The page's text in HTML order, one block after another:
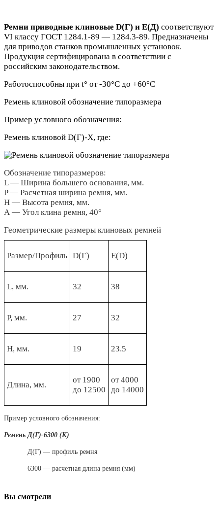
Ремни приводные клиновые D(Г) и Е(Д) соответствуют
VI классу ГОСТ 1284.1-89 — 1284.3-89. Предназначены
для приводов станков промышленных установок.
Продукция сертифицирована в соответствии с
российским законодательством.
Работоспособны при t° от -30°C до +60°C
Ремень клиновой обозначение типоразмера
Пример условного обозначения:
Ремень клиновой D(Г)-Х, где:
Обозначение типоразмеров:
L — Ширина большего основания, мм.
P — Расчетная ширина ремня, мм.
Н — Высота ремня, мм.
А — Угол клина ремня, 40°
Геометрические размеры клиновых ремней
Размер/Профиль D(Г) Е(D)
L, мм. 32 38
Р, мм. 27 32
Н, мм. 19 23.5
Длина, мм.
от 1900
до 12500
от 4000
до 14000
Пример условного обозначения:
Ремень Д(Г)-6300 (К)
Д(Г) — профиль ремня
6300 — расчетная длина ремня (мм)
Вы смотрели